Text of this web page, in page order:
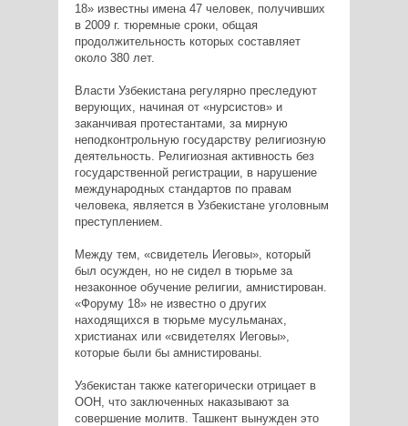
18» известны имена 47 человек, получивших
в 2009 г. тюремные сроки, общая
продолжительность которых составляет
около 380 лет.
Власти Узбекистана регулярно преследуют
верующих, начиная от «нурсистов» и
заканчивая протестантами, за мирную
неподконтрольную государству религиозную
деятельность. Религиозная активность без
государственной регистрации, в нарушение
международных стандартов по правам
человека, является в Узбекистане уголовным
преступлением.
Между тем, «свидетель Иеговы», который
был осужден, но не сидел в тюрьме за
незаконное обучение религии, амнистирован.
«Форуму 18» не известно о других
находящихся в тюрьме мусульманах,
христианах или «свидетелях Иеговы»,
которые были бы амнистированы.
Узбекистан также категорически отрицает в
ООН, что заключенных наказывают за
совершение молитв. Ташкент вынужден это